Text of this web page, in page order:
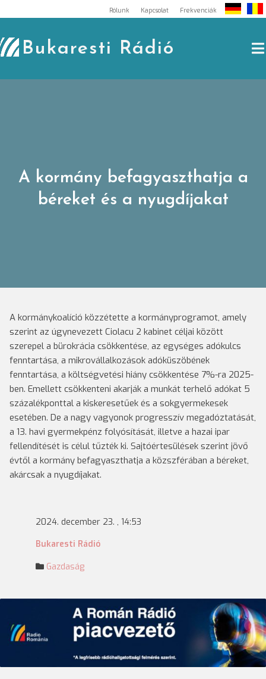
to
content
Rólunk Kapcsolat Frekvenciák
Bukaresti Rádió
A kormány befagyaszthatja a
béreket és a nyugdíjakat
A kormánykoalíció közzétette a kormányprogramot, amely
szerint az úgynevezett Ciolacu 2 kabinet céljai között
szerepel a bürokrácia csökkentése, az egységes adókulcs
fenntartása, a mikrovállalkozások adóküszöbének
fenntartása, a költségvetési hiány csökkentése 7%-ra 2025-
ben. Emellett csökkenteni akarják a munkát terhelő adókat 5
százalékponttal a kiskeresetűek és a sokgyermekesek
esetében. De a nagy vagyonok progresszív megadóztatását,
a 13. havi gyermekpénz folyósítását, illetve a hazai ipar
fellendítését is célul tűzték ki. Sajtóértesülések szerint jövő
évtől a kormány befagyaszthatja a közszférában a béreket,
akárcsak a nyugdíjakat.
2024. december 23. , 14:53
Bukaresti Rádió
Gazdaság